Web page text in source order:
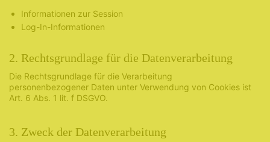
Informationen zur Session
Log-In-Informationen
2. Rechtsgrundlage für die Datenverarbeitung
Die Rechtsgrundlage für die Verarbeitung
personenbezogener Daten unter Verwendung von Cookies ist
Art. 6 Abs. 1 lit. f DSGVO.
3. Zweck der Datenverarbeitung